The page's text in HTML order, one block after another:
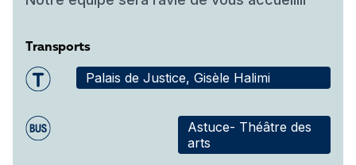
Transports
Palais de Justice, Gisèle Halimi
Astuce- Théâtre des
arts